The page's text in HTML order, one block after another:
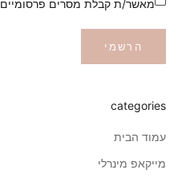
גוון עור בהיר (כתמתם)
מייק אפ מס' 5
גוון עור כהה
מאשר/ת קבלת מסרים פרסומיים
הרשמי
categories
עמוד הבית
מייקאפ מינרלי